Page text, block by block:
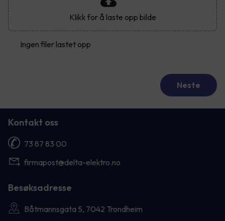
Klikk for å laste opp bilde
Ingen filer lastet opp
Neste
Kontakt oss
73 87 83 00
firmapost@delta-elektro.no
Besøksadresse
Båtmannsgata 5, 7042 Trondheim